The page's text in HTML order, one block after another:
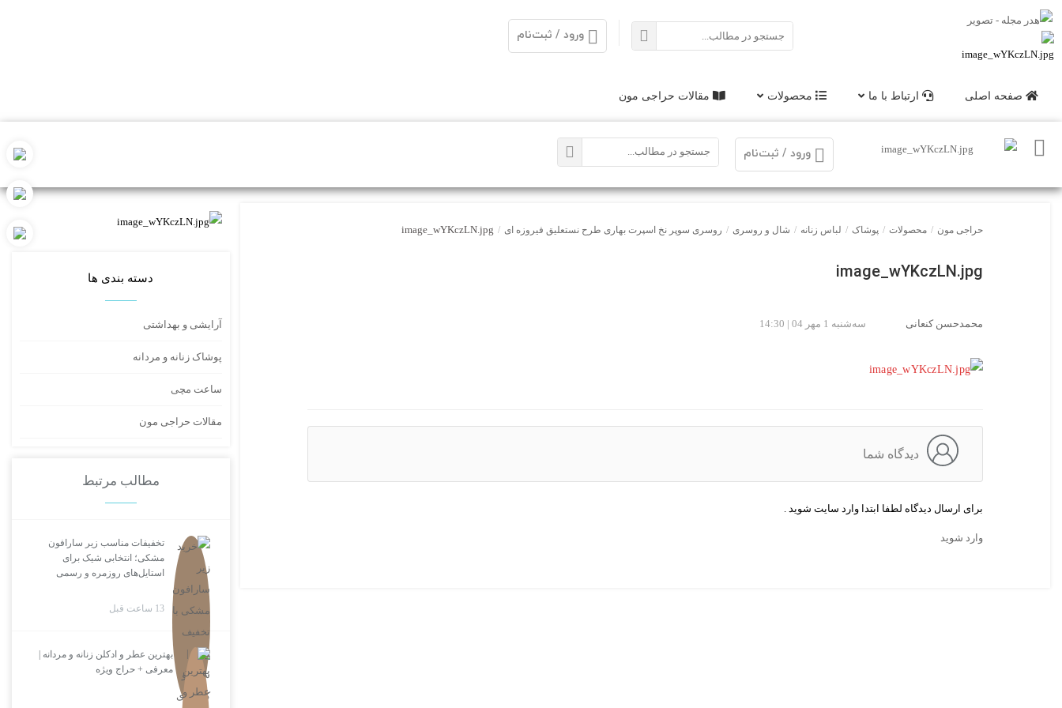
ورود / ثبت‌نام
صفحه اصلی ارتباط با ما محصولات مقالات حراجی مون
ورود / ثبت‌نام
حراجی مون / محصولات / پوشاک / لباس زنانه / شال و روسری / روسری سوپر نخ اسپرت بهاری طرح نستعلیق فیروزه ای /
image_wYKczLN.jpg
image_wYKczLN.jpg
محمدحسن کنعانی سه‌شنبه 1 مهر 04 | 14:30
دیدگاه شما
برای ارسال دیدگاه لطفا ابتدا وارد سایت شوید .
وارد شوید
دسته بندی ها
آرایشی و بهداشتی
پوشاک زنانه و مردانه
ساعت مچی
مقالات حراجی مون
مطالب مرتبط
تخفیفات مناسب زیر سارافون
مشکی؛ انتخابی شیک برای
استایل‌های روزمره و رسمی
13 ساعت قبل
بهترین عطر و ادکلن زنانه و مردانه |
معرفی + حراج ویژه